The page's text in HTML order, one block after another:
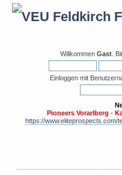
Willkommen Gast .
Einloggen mit
Pioneers Vorarlberg -
https://www.eliteprospects.com/